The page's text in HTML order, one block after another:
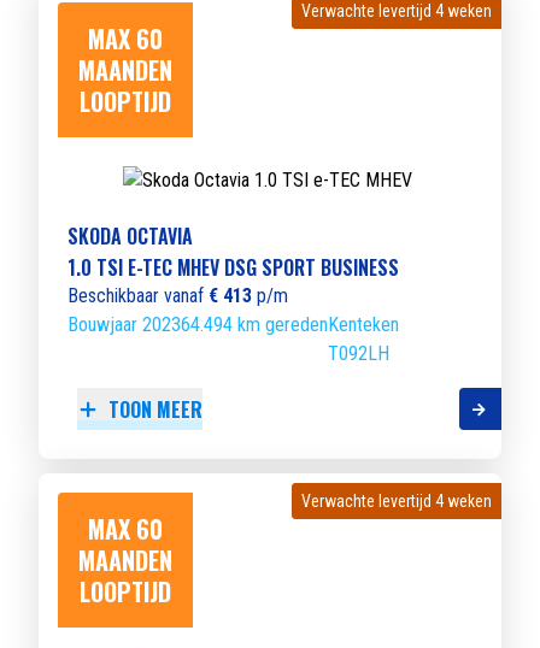
MAX 60
MAANDEN
LOOPTIJD
Verwachte levertijd 4 weken
Verwachte levertijd 4 weken
SKODA OCTAVIA
1.0 TSI E-TEC MHEV DSG SPORT BUSINESS
Beschikbaar vanaf € 413 p/m
Bouwjaar 202364.494 km geredenKenteken
T092LH
TOON MEER
MAX 60
MAANDEN
LOOPTIJD
Verwachte levertijd 4 weken
Verwachte levertijd 4 weken